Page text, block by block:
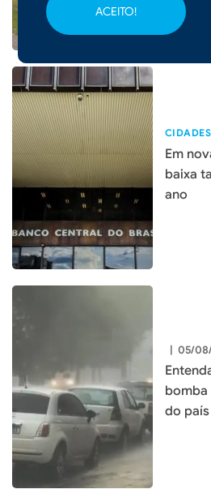
ACEITO!
CIDADES
Em
baixa
ano
| 05/
bomba
do país